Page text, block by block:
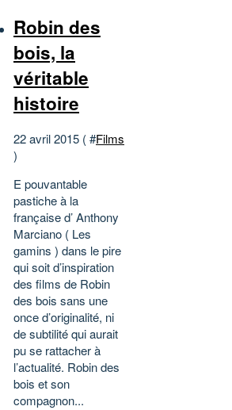
Robin des
bois, la
véritable
histoire
22 avril 2015 ( #Films
)
E pouvantable
pastiche à la
française d’ Anthony
Marciano ( Les
gamins ) dans le pire
qui soit d’inspiration
des films de Robin
des bois sans une
once d’originalité, ni
de subtilité qui aurait
pu se rattacher à
l’actualité. Robin des
bois et son
compagnon...